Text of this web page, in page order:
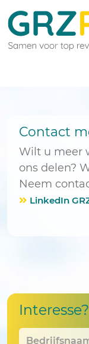
Contact
Wilt u meer
ons delen?
Neem
LinkedIn
Interesse?
Bedrijfsnaam